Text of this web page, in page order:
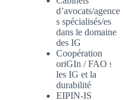
d’avocats/agence
s spécialisés/es
dans le domaine
des IG
Coopération
oriGIn / FAO sur
les IG et la
durabilité
EIPIN-IS